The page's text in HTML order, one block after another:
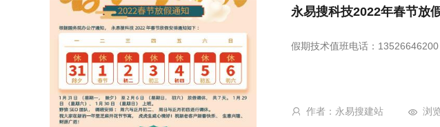
永易搜科技2022年春节放
假期技术值班电话：
作者：永易搜建站 浏